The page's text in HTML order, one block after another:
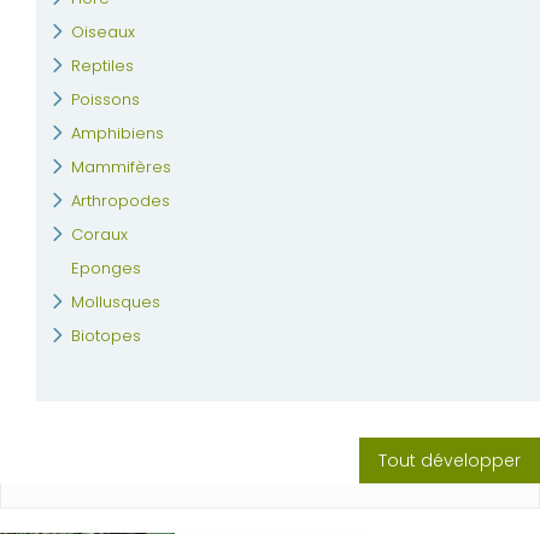
Oiseaux
Reptiles
Poissons
Amphibiens
Mammifères
Arthropodes
Coraux
Eponges
Mollusques
Biotopes
Tout développer